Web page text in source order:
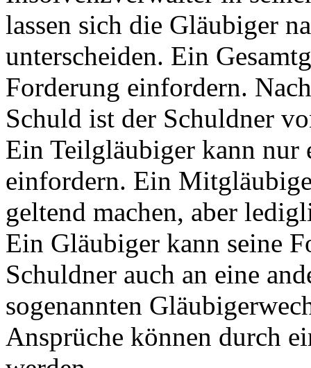
lassen sich die Gläubiger
unterscheiden. Ein
Forderung einfordern.
Schuld ist der Schuldner
Ein Teilgläubiger kann nur
einfordern. Ein
geltend machen, aber
Ein Gläubiger kann seine
Schuldner auch an eine
sogenannten
Ansprüche können durch